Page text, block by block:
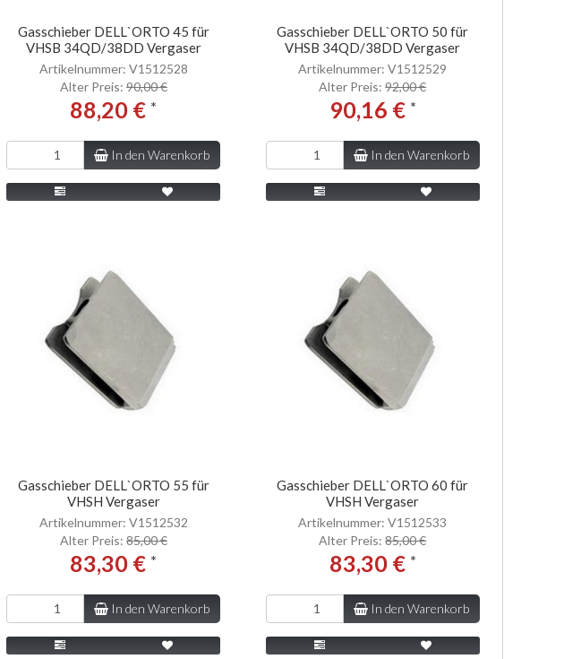
Gasschieber DELL`ORTO 45 für
VHSB 34QD/38DD Vergaser
Artikelnummer: V1512528
Alter Preis: 90,00 €
88,20 € *
In den Warenkorb
Gasschieber DELL`ORTO 50 für
VHSB 34QD/38DD Vergaser
Artikelnummer: V1512529
Alter Preis:92,00 €
90,16 € *
In den Warenkorb
Gasschieber DELL`ORTO 55 für
VHSH Vergaser
Artikelnummer: V1512532
Alter Preis: 85,00 €
83,30 € *
In den Warenkorb
Gasschieber DELL`ORTO 60 für
VHSH Vergaser
Artikelnummer: V1512533
Alter Preis:85,00 €
83,30 € *
In den Warenkorb